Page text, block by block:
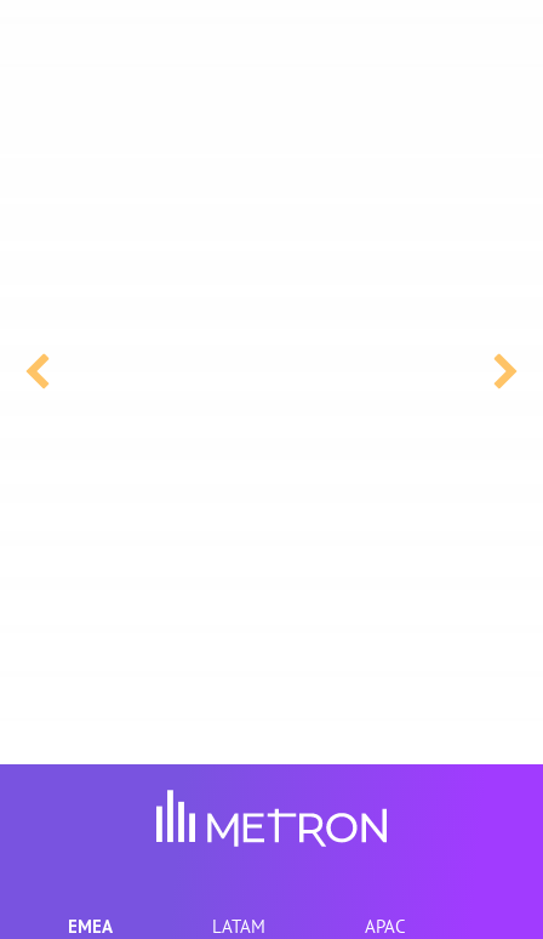
EMEA LATAM APAC